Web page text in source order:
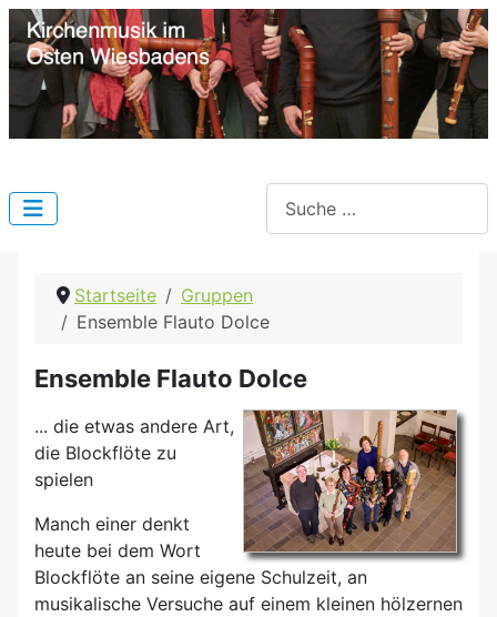
Startseite
Gruppen
Ensemble Flauto Dolce
Ensemble Flauto Dolce
... die etwas andere Art,
die Blockflöte zu
spielen
Manch einer denkt
heute bei dem Wort
Blockflöte an seine eigene Schulzeit, an
musikalische Versuche auf einem kleinen hölzernen